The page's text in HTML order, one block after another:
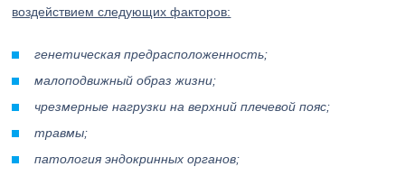
воздействием следующих факторов:
генетическая предрасположенность;
малоподвижный образ жизни;
чрезмерные нагрузки на верхний плечевой пояс;
травмы;
патология эндокринных органов;